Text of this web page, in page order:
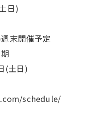
日)
末開催予定
(土日)
schedule/